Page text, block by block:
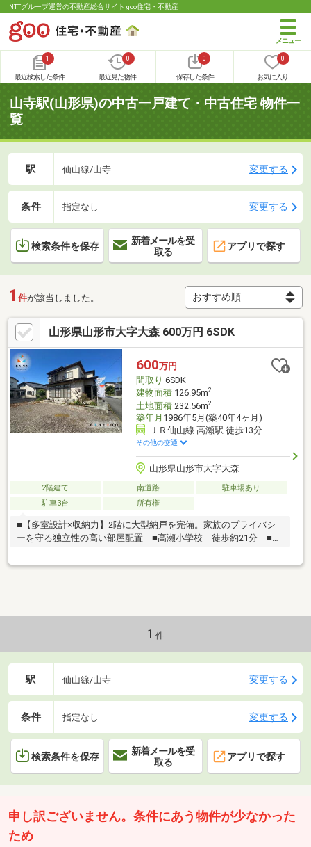
NTTグループ運営の不動産総合サイト goo住宅・不動産
1
最近検索した条件
0
最近見た物件
0
保存した条件
0
お気に入り
山寺駅(山形県)の中古一戸建て・中古住宅 物件一
覧
駅 仙山線/山寺 変更する
条件 指定なし 変更する
検索条件を保存
新着メールを受
取る
アプリで探す
1 件が該当しました。
山形県山形市大字大森 600万円 6SDK
600万円
間取り 6SDK
建物面積126.95m2
土地面積232.56m2
築年月 1986年5月(築40年4ヶ月)
ＪＲ仙山線 高瀬駅 徒歩13分
その他の交通
山形県山形市大字大森
2階建て 南道路
駐車場あり
駐車3台
所有権
■【多室設計×収納力】2階に大型納戸を完備。家族のプライバシ
ーを守る独立性の高い部屋配置 ■高瀬小学校 徒歩約21分 ■高
1 件
駅 仙山線/山寺 変更する
条件 指定なし 変更する
検索条件を保存
新着メールを受
取る
アプリで探す
申し訳ございません。条件にあう物件が少なかった
ため